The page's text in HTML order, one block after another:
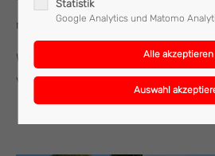
Tischlerei Enthammer bedanken,
neue Bewerbsbank spendiert hat.
Wir wünschen den jungen Florianis
viel Spaß bei den kommenden
Statistik
Google Analytics und Matomo